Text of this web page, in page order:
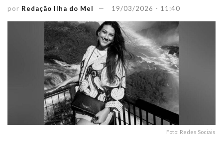
por Redação Ilha do Mel 19/03/2026 - 11:40
Foto: Redes Sociais